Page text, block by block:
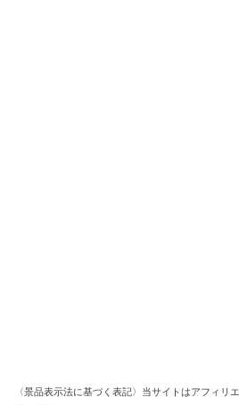
〈景品表示法に基づく表記〉当サイトはアフィリ